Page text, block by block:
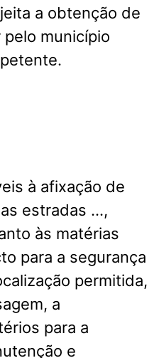
a obtenção de
pelo município
à afixação de
estradas …,
às matérias
para a segurança
permitida,
a
para a
e